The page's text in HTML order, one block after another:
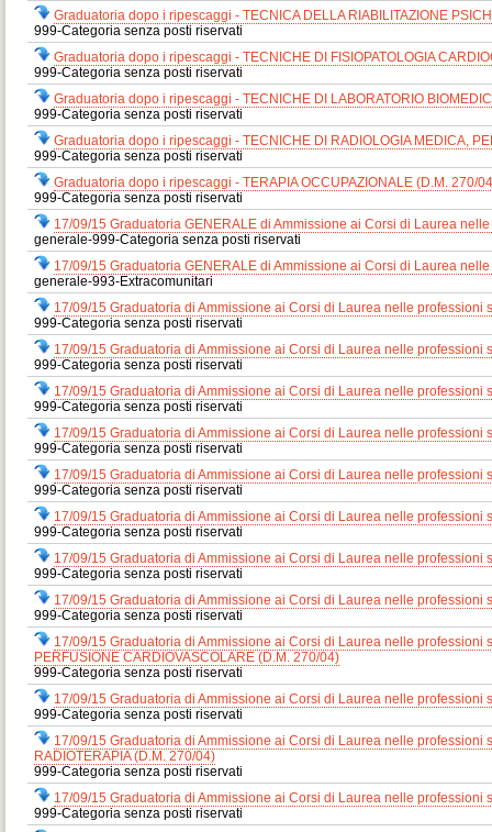
Graduatoria dopo i ripescaggi - TECNICA DELLA RIABILITAZIONE
999-Categoria senza posti riservati
Graduatoria dopo i ripescaggi - TECNICHE DI FISIOPATOLOGIA
999-Categoria senza posti riservati
Graduatoria dopo i ripescaggi - TECNICHE DI LABORATORIO
999-Categoria senza posti riservati
Graduatoria dopo i ripescaggi - TECNICHE DI RADIOLOGIA MEDICA,
999-Categoria senza posti riservati
Graduatoria dopo i ripescaggi - TERAPIA OCCUPAZIONALE (D.M. 270/
999-Categoria senza posti riservati
17/09/15 Graduatoria GENERALE di Ammissione ai Corsi di Laurea
generale-999-Categoria senza posti riservati
17/09/15 Graduatoria GENERALE di Ammissione ai Corsi di Laurea
generale-993-Extracomunitari
17/09/15 Graduatoria di Ammissione ai Corsi di Laurea nelle professioni
999-Categoria senza posti riservati
17/09/15 Graduatoria di Ammissione ai Corsi di Laurea nelle professioni
999-Categoria senza posti riservati
17/09/15 Graduatoria di Ammissione ai Corsi di Laurea nelle professioni
999-Categoria senza posti riservati
17/09/15 Graduatoria di Ammissione ai Corsi di Laurea nelle professioni
999-Categoria senza posti riservati
17/09/15 Graduatoria di Ammissione ai Corsi di Laurea nelle professioni
999-Categoria senza posti riservati
17/09/15 Graduatoria di Ammissione ai Corsi di Laurea nelle professioni
999-Categoria senza posti riservati
17/09/15 Graduatoria di Ammissione ai Corsi di Laurea nelle professioni
999-Categoria senza posti riservati
17/09/15 Graduatoria di Ammissione ai Corsi di Laurea nelle professioni
999-Categoria senza posti riservati
17/09/15 Graduatoria di Ammissione ai Corsi di Laurea nelle professioni
PERFUSIONE CARDIOVASCOLARE (D.M. 270/04)
999-Categoria senza posti riservati
17/09/15 Graduatoria di Ammissione ai Corsi di Laurea nelle professioni
999-Categoria senza posti riservati
17/09/15 Graduatoria di Ammissione ai Corsi di Laurea nelle professioni
RADIOTERAPIA (D.M. 270/04)
999-Categoria senza posti riservati
17/09/15 Graduatoria di Ammissione ai Corsi di Laurea nelle professioni
999-Categoria senza posti riservati